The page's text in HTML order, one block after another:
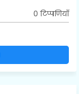
0 टिप्पणियाँ